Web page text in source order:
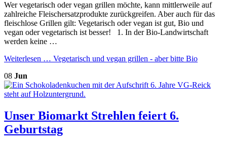
Wer vegetarisch oder vegan grillen möchte, kann mittlerweile auf
zahlreiche Fleischersatzprodukte zurückgreifen. Aber auch für das
fleischlose Grillen gilt: Vegetarisch oder vegan ist gut, Bio und
vegan oder vegetarisch ist besser! 1. In der Bio-Landwirtschaft
werden keine …
Weiterlesen … Vegetarisch und vegan grillen - aber bitte Bio
08 Jun
Unser Biomarkt Strehlen feiert 6.
Geburtstag